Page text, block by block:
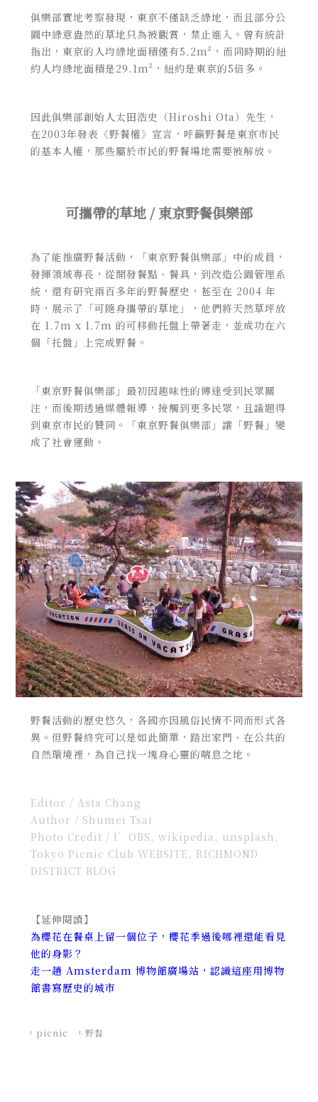
俱樂部實地考察發現，東京不僅缺乏綠地，而且部分公
園中綠意盎然的草地只為被觀賞，禁止進入。曾有統計
指出，東京的人均綠地面積僅有5.2m²，而同時期的紐
約人均綠地面積是29.1m²，紐約是東京的5倍多。
因此俱樂部創始人太田浩史（Hiroshi Ota）先生，
在2003年發表《野餐權》宣言，呼籲野餐是東京市民
的基本人權，那些屬於市民的野餐場地需要被解放。
可攜帶的草地 / 東京野餐俱樂部
為了能推廣野餐活動，「東京野餐俱樂部」中的成員，
發揮領域專長，從開發餐點、餐具，到改造公園管理系
統，還有研究兩百多年的野餐歷史，甚至在 2004 年
時，展示了「可隨身攜帶的草地」，他們將天然草坪放
在 1.7m x 1.7m 的可移動托盤上帶著走，並成功在六
個「托盤」上完成野餐。
「東京野餐俱樂部」最初因趣味性的傳達受到民眾關
注，而後期透過媒體報導，接觸到更多民眾，且議題得
到東京市民的贊同。「東京野餐俱樂部」讓「野餐 」變
成了社會運動。
野餐活動的歷史悠久，各國亦因風俗民情不同而形式各
異。但野餐終究可以是如此簡單，踏出家門、在公共的
自然環境裡，為自己找一塊身心靈的喘息之地。
Editor / Asta Chang
Author / Shumei Tsai
Photo Credit / l’OBS, wikipedia, unsplash,
Tokyo Picnic Club WEBSITE, RICHMOND
DISTRICT BLOG
【延伸閱讀】
為櫻花在餐桌上留一個位子，櫻花季過後哪裡還能看見
他的身影？
走一趟 Amsterdam 博物館廣場站，認識這座用博物
館書寫歷史的城市
picnic 野餐